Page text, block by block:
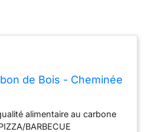
de Bois - Cheminée
alimentaire au carbone
BARBECUE